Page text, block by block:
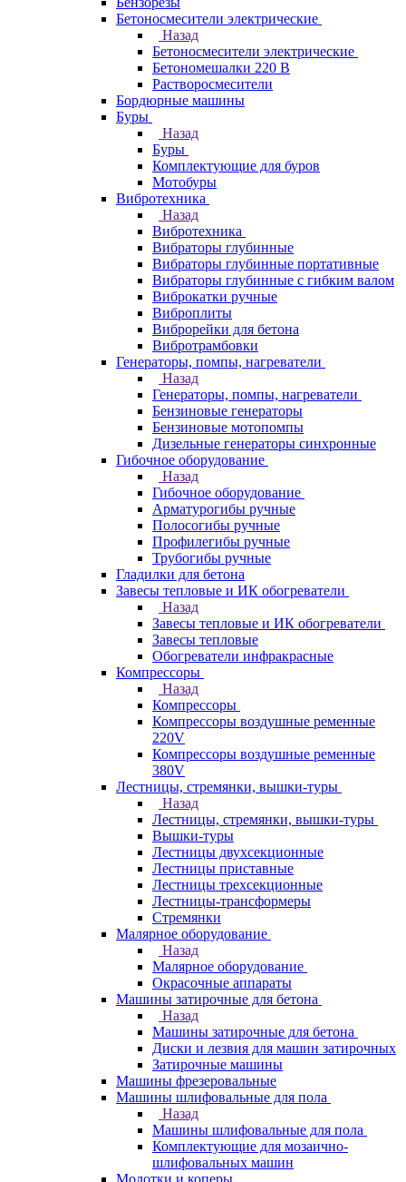
Бетоносмесители электрические
Назад
Бетоносмесители электрические
Бетономешалки 220 В
Растворосмесители
Бордюрные машины
Буры
Назад
Буры
Комплектующие для буров
Мотобуры
Вибротехника
Назад
Вибротехника
Вибраторы глубинные
Вибраторы глубинные портативные
Вибраторы глубинные с гибким валом
Виброкатки ручные
Виброплиты
Виброрейки для бетона
Вибротрамбовки
Генераторы, помпы, нагреватели
Назад
Генераторы, помпы, нагреватели
Бензиновые генераторы
Бензиновые мотопомпы
Дизельные генераторы синхронные
Гибочное оборудование
Назад
Гибочное оборудование
Арматурогибы ручные
Полосогибы ручные
Профилегибы ручные
Трубогибы ручные
Гладилки для бетона
Завесы тепловые и ИК обогреватели
Назад
Завесы тепловые и ИК обогреватели
Завесы тепловые
Обогреватели инфракрасные
Компрессоры
Назад
Компрессоры
Компрессоры воздушные ременные
220V
Компрессоры воздушные ременные
380V
Лестницы, стремянки, вышки-туры
Назад
Лестницы, стремянки, вышки-туры
Вышки-туры
Лестницы двухсекционные
Лестницы приставные
Лестницы трехсекционные
Лестницы-трансформеры
Стремянки
Малярное оборудование
Назад
Малярное оборудование
Окрасочные аппараты
Машины затирочные для бетона
Назад
Машины затирочные для бетона
Диски и лезвия для машин затирочных
Затирочные машины
Машины фрезеровальные
Машины шлифовальные для пола
Назад
Машины шлифовальные для пола
Комплектующие для мозаично-
шлифовальных машин
Молотки и коперы